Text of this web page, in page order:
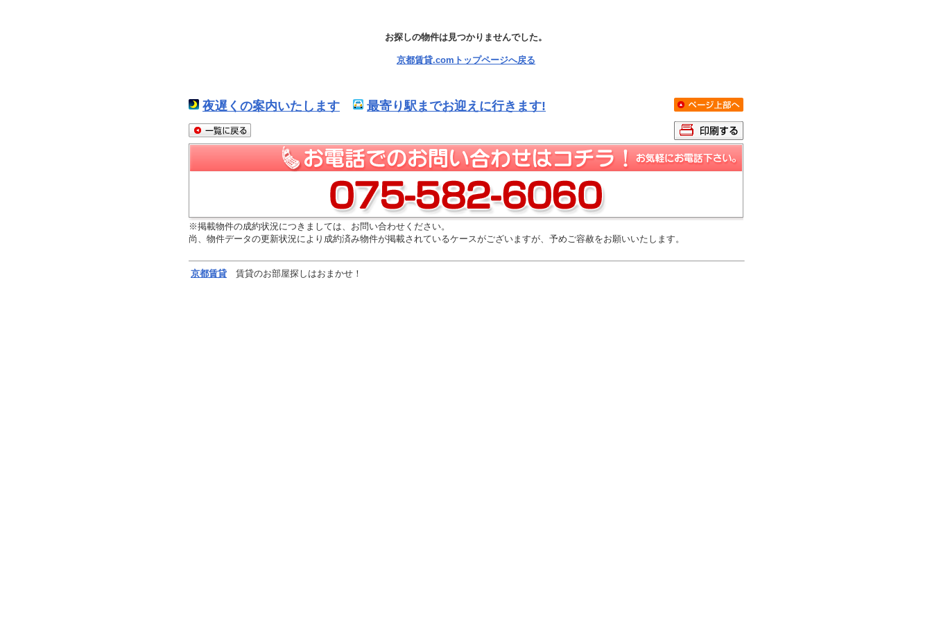
お探しの物件は見つかりませんでした。
京都賃貸.comトップページへ戻る
夜遅くの案内いたします 最寄り駅までお迎えに行きます!
※掲載物件の成約状況につきましては、お問い合わせください。
尚、物件データの更新状況により成約済み物件が掲載されているケースがございますが、予めご容赦をお願いいたします。
京都賃貸 賃貸のお部屋探しはおまかせ！